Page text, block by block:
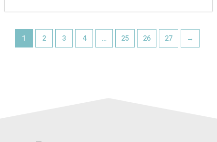
1 2 3 4 … 25 26 27 →